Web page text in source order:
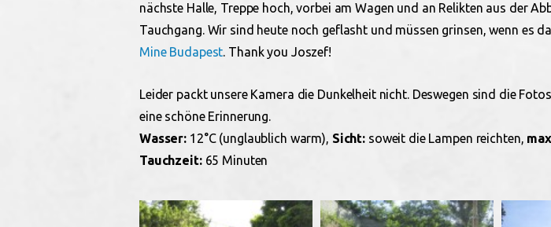
nächste Halle, Treppe hoch, vorbei am Wagen und an Relikten aus der
Tauchgang. Wir sind heute noch geflasht und müssen grinsen, wenn es
Mine Budapest. Thank you Joszef!
Leider packt unsere Kamera die Dunkelheit nicht. Deswegen sind die
eine schöne Erinnerung.
Wasser: 12°C (unglaublich warm), Sicht: soweit die Lampen reichten,
Tauchzeit:65 Minuten